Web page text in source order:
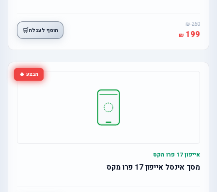
260
199 הוסף לעגלה🛒
מבצע 🔥
אייפון 17 פרו מקס
מסך אינסל אייפון 17 פרו מקס